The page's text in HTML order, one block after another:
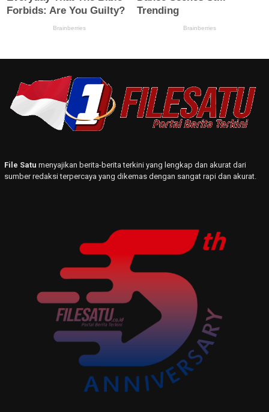
File Satu menyajikan berita-berita terkini yang lengkap dan akurat dari
sumber redaksi terpercaya yang dikemas dengan sangat rapi dan akurat.